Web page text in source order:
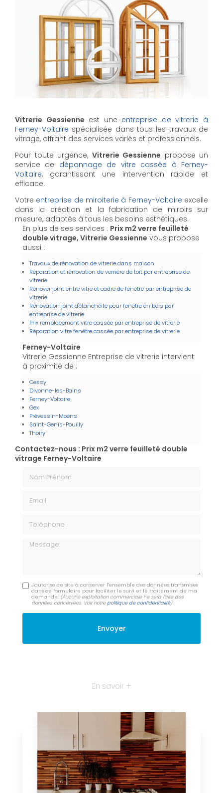
Vitrerie Gessienne est une entreprise de vitrerie à
Ferney-Voltaire spécialisée dans tous les travaux de
vitrage, offrant des services variés et professionnels.
Pour toute urgence, Vitrerie Gessienne propose un
service de dépannage de vitre cassée à Ferney-
Voltaire, garantissant une intervention rapide et
efficace.
Votre entreprise de miroiterie à Ferney-Voltaire excelle
dans la création et la fabrication de miroirs sur
mesure, adaptés à tous les besoins esthétiques.
En plus de ses services : Prix m2 verre feuilleté
double vitrage, Vitrerie Gessienne vous propose
aussi :
Travaux de rénovation de vitrerie dans maison
Réparation et rénovation de verrière de toit par entreprise de
vitrerie
Rénover joint entre vitre et cadre de fenêtre par entreprise de
vitrerie
Rénovation joint d'étanchéité pour fenêtre en bois par
entreprise de vitrerie
Prix remplacement vitre cassée par entreprise de vitrerie
Réparation vitre fenêtre cassée par entreprise de vitrerie
Ferney-Voltaire
Vitrerie Gessienne Entreprise de vitrerie intervient
à proximité de :
Cessy
Divonne-les-Bains
Ferney-Voltaire
Gex
Prévessin-Moëns
Saint-Genis-Pouilly
Thoiry
Contactez-nous : Prix m2 verre feuilleté double
vitrage Ferney-Voltaire
Message
J'autorise ce site à conserver l'ensemble des données transmises
dans ce formulaire pour faciliter le suivi et le traitement de ma
demande. (Aucune exploitation commerciale ne sera faite des
données concervées. Voir notrepolitique de confidentialité)
En savoir +